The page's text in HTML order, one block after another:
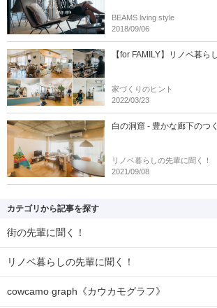
BEAMS living style
2018/09/06
【for FAMILY】リノベ暮ら
家づくりのヒント
2022/03/23
白の洞窟 - 豊かな廊下のつ
リノベ暮らしの先輩に聞く！
2021/09/08
カテゴリから記事を探す
街の先輩に聞く！
リノベ暮らしの先輩に聞く！
cowcamo graph《カウカモグラフ》